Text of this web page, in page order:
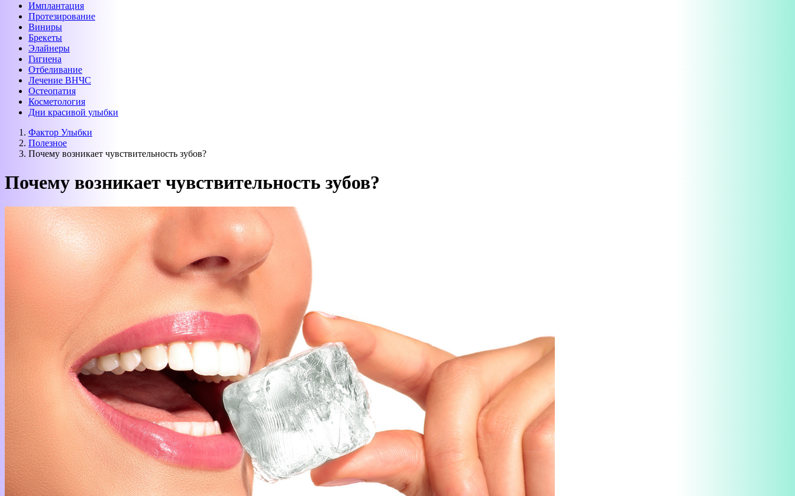
Имплантация
Протезирование
Виниры
Брекеты
Элайнеры
Гигиена
Отбеливание
Лечение ВНЧС
Остеопатия
Косметология
Дни красивой улыбки
Фактор Улыбки
Полезное
Почему возникает чувствительность зубов?
Почему возникает чувствительность зубов?